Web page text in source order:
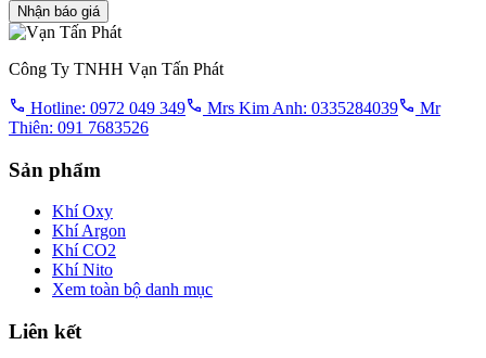
Nhận báo giá
Công Ty TNHH Vạn Tấn Phát
Hotline: 0972 049 349 Mrs Kim Anh: 0335284039
Mr
Thiên: 091 7683526
Sản phẩm
Khí Oxy
Khí Argon
Khí CO2
Khí Nito
Xem toàn bộ danh mục
Liên kết